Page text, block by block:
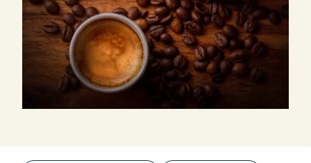
Tea&Coffee France, d'Ettli Kaffee, et bien d’autres.
Trouvez sur Sensaterra votre prochain torréfacteur
préféré, qu'il soit italien, allemand ou français.